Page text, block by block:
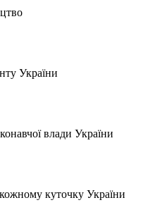
України
влади України
куточку України